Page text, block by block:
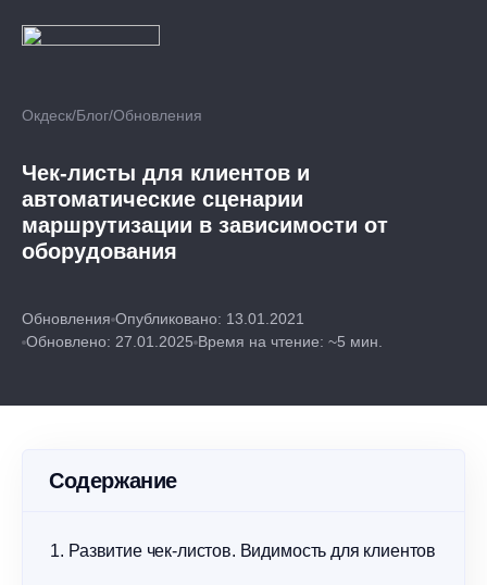
Окдеск/Блог/Обновления
Чек-листы для клиентов и
автоматические сценарии
маршрутизации в зависимости от
оборудования
Обновления Опубликовано: 13.01.2021
Обновлено: 27.01.2025 Время на чтение: ~5 мин.
Содержание
Развитие чек-листов. Видимость для клиентов